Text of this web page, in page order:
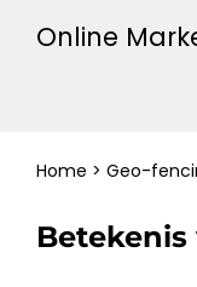
Online
Home > Geo-
Betekenis